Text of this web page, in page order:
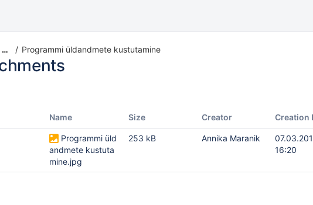
… Programmi üldandmete kustutamine
Name Size Creator Creation
Programmi üld
andmete kustuta
mine.jpg
253 kB Annika Maranik
16:20